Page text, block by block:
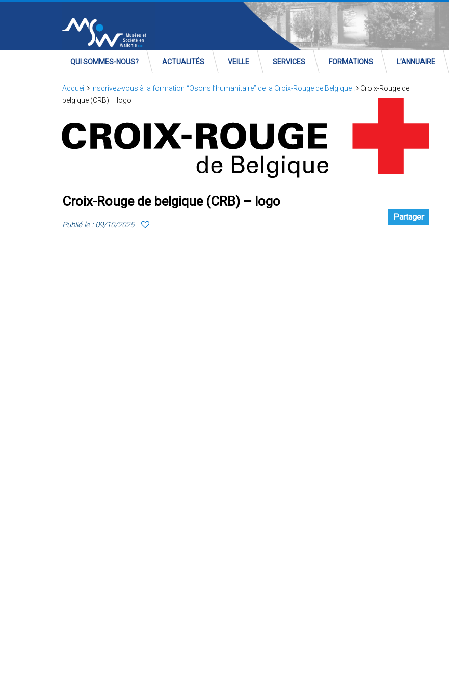
QUI SOMMES-NOUS? ACTUALITÉS VEILLE SERVICES FORMATIONS L’ANNUAIRE
Accueil Inscrivez-vous à la formation “Osons l’humanitaire” de la Croix-Rouge de Belgique !
Croix-Rouge de
belgique (CRB) – logo
Croix-Rouge de belgique (CRB) – logo
Publié le : 09/10/2025
Partager